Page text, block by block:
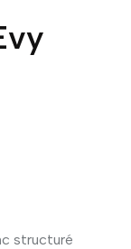
structuré